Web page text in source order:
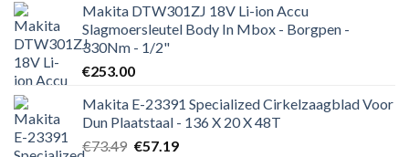
Makita DTW301ZJ 18V Li-ion Accu
Slagmoersleutel Body In Mbox - Borgpen -
330Nm - 1/2"
€253.00
Makita E-23391 Specialized Cirkelzaagblad Voor
Dun Plaatstaal - 136 X 20 X 48T
€73.49 Oorspronkelijke
€57.19Huidige